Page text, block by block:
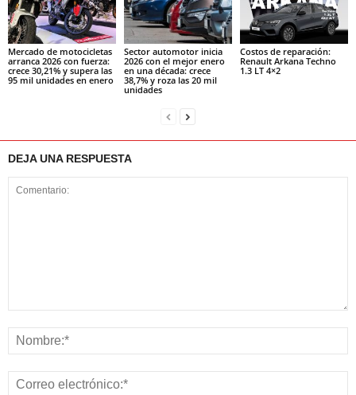
Mercado de motocicletas
arranca 2026 con fuerza:
crece 30,21% y supera las
95 mil unidades en enero
Sector automotor inicia
2026 con el mejor enero
en una década: crece
38,7% y roza las 20 mil
unidades
Costos de reparación:
Renault Arkana Techno
1.3 LT 4×2
DEJA UNA RESPUESTA